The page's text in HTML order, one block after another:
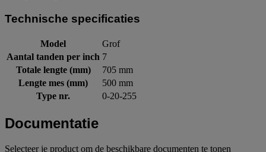
Technische specificaties
Model
Grof
Aantal tanden per inch 7
Totale lengte (mm)
705 mm
Lengte mes (mm)
500 mm
Type nr.
0-20-255
Documentatie
Selecteer je product om de beschikbare documenten te tonen